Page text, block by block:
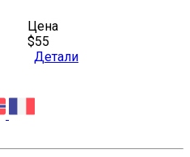
Цена
$55
Детали